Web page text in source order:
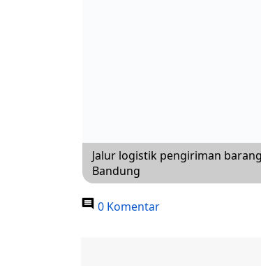
Jalur logistik pengiriman
Bandung
0 Komentar